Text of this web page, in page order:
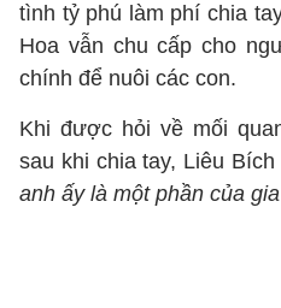
tình tỷ phú làm phí chia
Hoa vẫn chu cấp cho
chính để nuôi các con.
Khi được hỏi về mối
sau khi chia tay, Liêu
anh ấy là một phần của